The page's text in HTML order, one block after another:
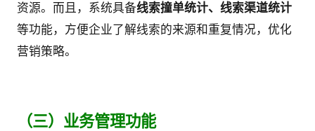
资源。而且，系统具备线索撞单统计、线索渠道统计
等功能，方便企业了解线索的来源和重复情况，优化
营销策略。
（三）业务管理功能